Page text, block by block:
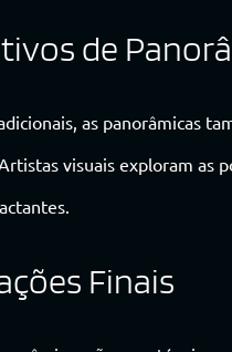
de
as panorâmicas
visuais exploram as
Finais